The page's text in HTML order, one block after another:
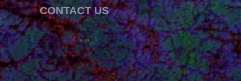
CONTACT US